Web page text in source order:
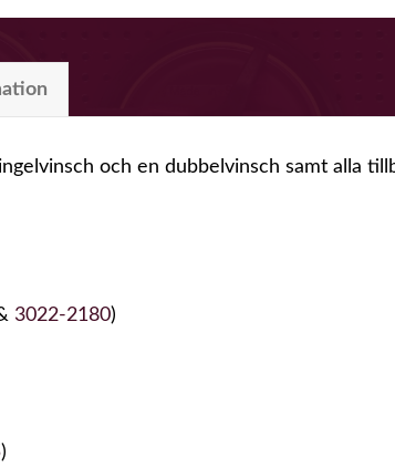
och en dubbelvinsch samt alla
3022-2180)
)